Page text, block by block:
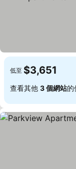
低至 $3,651
查看其他 3 個網站的